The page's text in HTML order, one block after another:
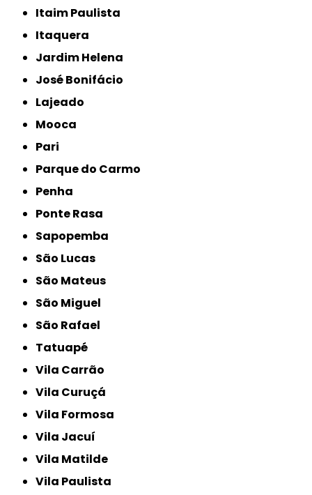
Itaim Paulista
Itaquera
Jardim Helena
José Bonifácio
Lajeado
Mooca
Pari
Parque do Carmo
Penha
Ponte Rasa
Sapopemba
São Lucas
São Mateus
São Miguel
São Rafael
Tatuapé
Vila Carrão
Vila Curuçá
Vila Formosa
Vila Jacuí
Vila Matilde
Vila Paulista